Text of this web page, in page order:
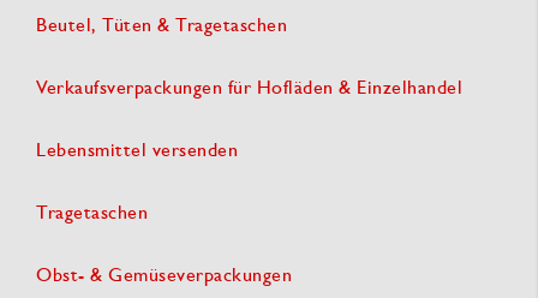
Beutel, Tüten & Tragetaschen
Verkaufsverpackungen für Hofläden & Einzelhandel
Lebensmittel versenden
Tragetaschen
Obst- & Gemüseverpackungen